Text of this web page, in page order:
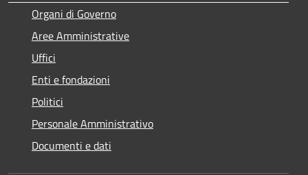
Organi di Governo
Aree Amministrative
Uffici
Enti e fondazioni
Politici
Personale Amministrativo
Documenti e dati